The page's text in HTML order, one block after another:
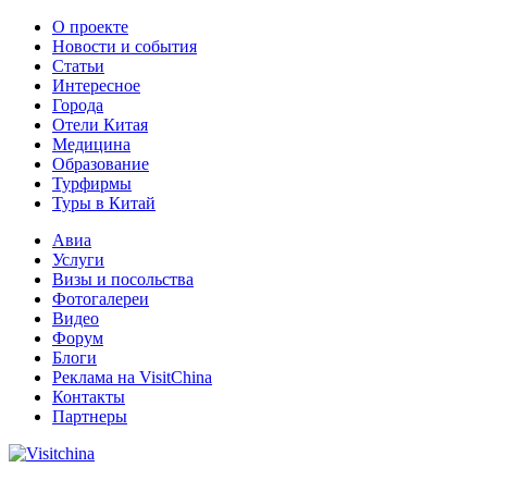
О проекте
Новости и события
Статьи
Интересное
Города
Отели Китая
Медицина
Образование
Турфирмы
Туры в Китай
Авиа
Услуги
Визы и посольства
Фотогалереи
Видео
Форум
Блоги
Реклама на VisitChina
Контакты
Партнеры